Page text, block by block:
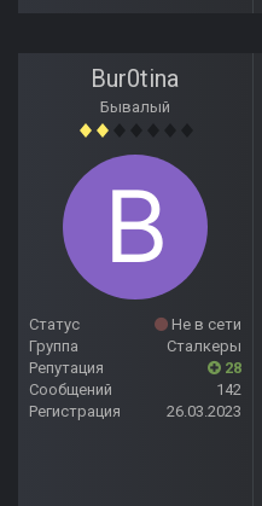
Bur0tina
Бывалый
Статус
Не в сети
Группа
Сталкеры
Репутация
28
Сообщений
142
Регистрация
26.03.2023